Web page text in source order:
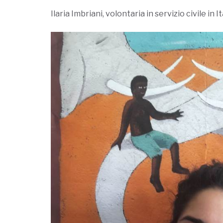
Ilaria Imbriani, volontaria in servizio civile in